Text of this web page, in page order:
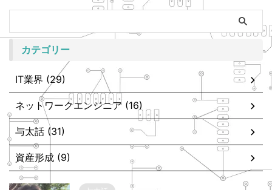
カテゴリー
IT業界 (29)
ネットワークエンジニア (16)
与太話 (31)
資産形成 (9)